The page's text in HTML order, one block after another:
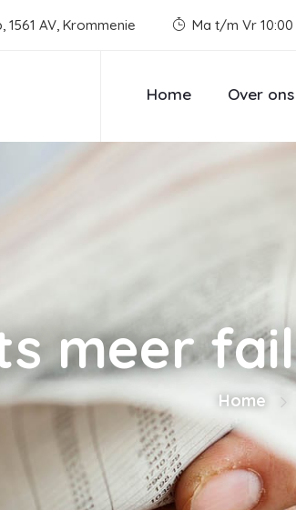
AV, Krommenie Ma t/m Vr 10:00
Home Over ons
meer
Home